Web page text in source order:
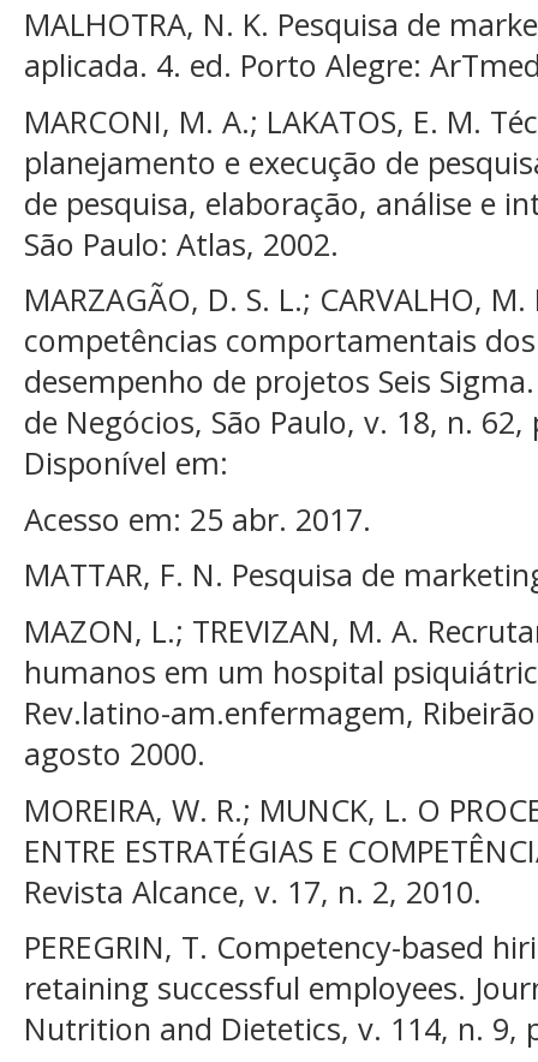
MALHOTRA, N. K. Pesquisa de
aplicada. 4. ed. Porto Alegre:
MARCONI, M. A.; LAKATOS, E. M.
planejamento e execução de
de pesquisa, elaboração, análise e
São Paulo: Atlas, 2002.
MARZAGÃO, D. S. L.; CARVALHO,
competências comportamentais
desempenho de projetos Seis
de Negócios, São Paulo, v. 18, n.
Disponível em:
Acesso em: 25 abr. 2017.
MATTAR, F. N. Pesquisa de
MAZON, L.; TREVIZAN, M. A.
humanos em um hospital
Rev.latino-am.enfermagem,
agosto 2000.
MOREIRA, W. R.; MUNCK, L. O
ENTRE ESTRATÉGIAS E
Revista Alcance, v. 17, n. 2, 2010.
PEREGRIN, T. Competency-based
retaining successful employees.
Nutrition and Dietetics, v. 114, n. 9,